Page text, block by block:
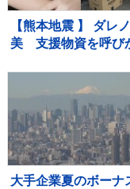
【熊本地震 】 ダレ
美 支援物資を呼
ました！」「皆様本
当にありがとうござ
す」
大手企業夏のボーナ